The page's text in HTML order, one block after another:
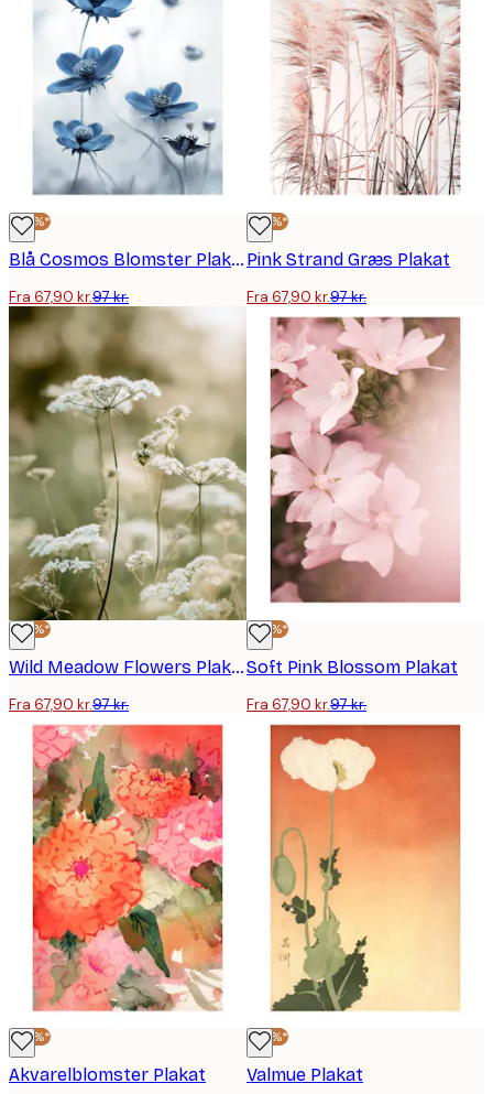
-30%*
Blå Cosmos Blomster Plakat
Fra 67,90 kr.97 kr.
-30%*
Pink Strand Græs Plakat
Fra 67,90 kr.97 kr.
-30%*
Wild Meadow Flowers Plakat
Fra 67,90 kr.97 kr.
-30%*
Soft Pink Blossom Plakat
Fra 67,90 kr.97 kr.
-30%*
Akvarelblomster Plakat
-30%*
Valmue Plakat